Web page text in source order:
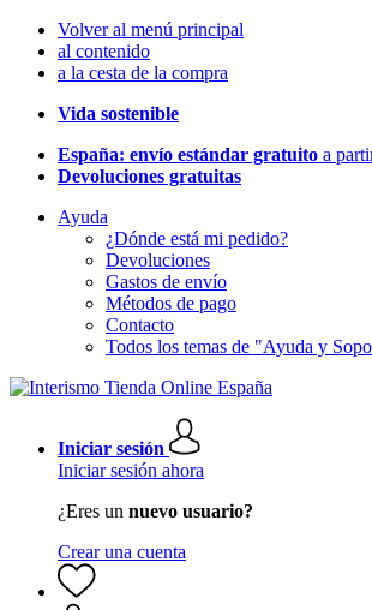
Volver al menú principal
al contenido
a la cesta de la compra
Vida sostenible
España: envío estándar gratuito a
Devoluciones gratuitas
Ayuda
¿Dónde está mi pedido?
Devoluciones
Gastos de envío
Métodos de pago
Contacto
Todos los temas de "Ayuda y
Iniciar sesión
Iniciar sesión ahora
¿Eres un nuevo usuario?
Crear una cuenta